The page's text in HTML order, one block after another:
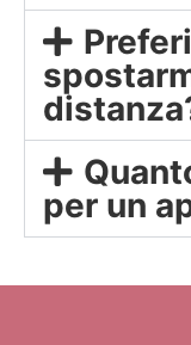
per un